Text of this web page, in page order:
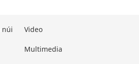
núi Video
Multimedia